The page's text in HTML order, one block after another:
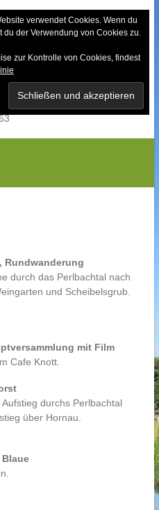
Rundwanderung
durch das Perlbachtal nach
und Scheibelsgrub.
mit Film
Cafe Knott.
durchs Perlbachtal
über Hornau.
verwendet Cookies. Wenn du
du der Verwendung von Cookies zu.
zur Kontrolle von Cookies, findest